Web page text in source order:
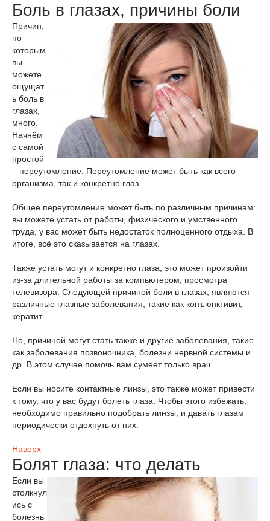
Боль в глазах, причины боли
Причин,
по
которым
вы
можете
ощущат
ь боль в
глазах,
много.
Начнём
с самой
простой
– переутомление. Переутомление может быть как всего
организма, так и конкретно глаз.
Общее переутомление может быть по различным причинам:
вы можете устать от работы, физического и умственного
труда, у вас может быть недостаток полноценного отдыха. В
итоге, всё это сказывается на глазах.
Также устать могут и конкретно глаза, это может произойти
из-за длительной работы за компьютером, просмотра
телевизора. Следующей причиной боли в глазах, являются
различные глазные заболевания, такие как конъюнктивит,
кератит.
Но, причиной могут стать также и другие заболевания, такие
как заболевания позвоночника, болезни нервной системы и
др. В этом случае помочь вам сумеет только врач.
Если вы носите контактные линзы, это также может привести
к тому, что у вас будут болеть глаза. Чтобы этого избежать,
необходимо правильно подобрать линзы, и давать глазам
периодически отдохнуть от них.
Наверх
Болят глаза: что делать
Если вы
столкнул
ись с
болезнь